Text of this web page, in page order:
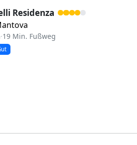
Residenza
·19 Min. Fußweg